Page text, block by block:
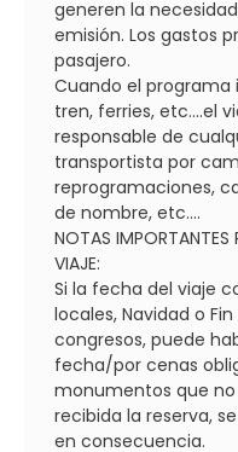
generen la
emisión. Los gastos
pasajero.
Cuando el programa
tren, ferries, etc....el
responsable de
transportista por
reprogramaciones,
de nombre, etc....
NOTAS IMPORTANTES
VIAJE:
Si la fecha del viaje
locales, Navidad o
congresos, puede
fecha/por cenas
monumentos que no
recibida la reserva,
en consecuencia.